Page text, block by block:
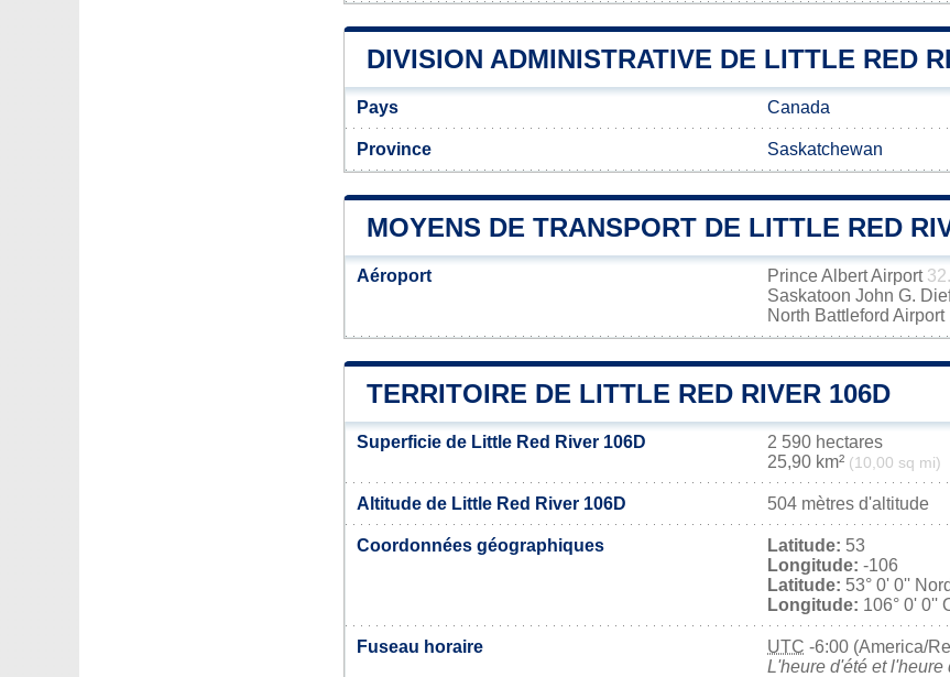
DIVISION ADMINISTRATIVE DE LITTLE RED
Pays Canada
Province Saskatchewan
MOYENS DE TRANSPORT DE LITTLE RED
Aéroport Prince Albert Airport
Saskatoon John G.
North Battleford Airport
TERRITOIRE DE LITTLE RED RIVER 106D
Superficie de Little Red River 106D
2 590 hectares
25,90 km² (10,00 sq mi)
Altitude de Little Red River 106D 504 mètres d'altitude
Coordonnées géographiques Latitude: 53
Longitude: -106
Latitude: 53° 0' 0'' Nord
Longitude: 106° 0' 0''
Fuseau horaire UTC -6:00 (America/
L'heure d'été et l'heure